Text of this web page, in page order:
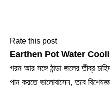
Rate this post
Earthen Pot Water
গরম আর সঙ্গে ঠান্ডা জলের তীব্র
পান করতে ভালোবাসেন, তবে